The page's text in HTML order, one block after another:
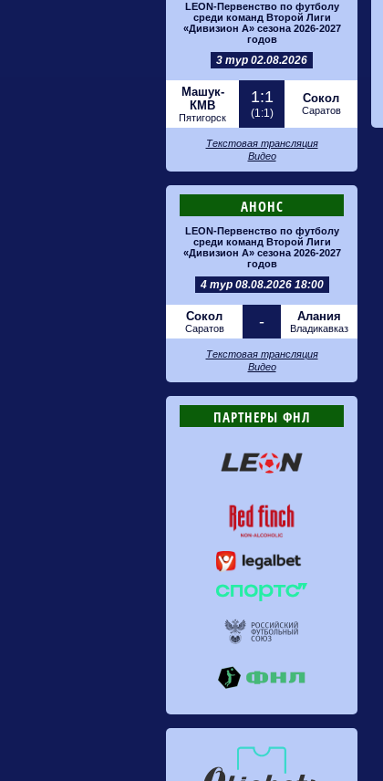
LEON-Первенство по футболу
среди команд Второй Лиги
«Дивизион А» сезона 2026-2027
годов
3 тур 02.08.2026
Машук-
КМВ
Пятигорск
1:1
(1:1)
Сокол
Саратов
Текстовая трансляция
Видео
АНОНС
LEON-Первенство по футболу
среди команд Второй Лиги
«Дивизион А» сезона 2026-2027
годов
4 тур 08.08.2026 18:00
Сокол
Саратов - Алания
Владикавказ
Текстовая трансляция
Видео
ПАРТНЕРЫ ФНЛ